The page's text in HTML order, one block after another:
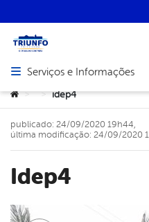
Abrir menu principal de
Serviços e Informações
Você está aqui:
> > idep4
idep4
publicado: 24/09/2020 19h44,
última modificação: 24/09/2020